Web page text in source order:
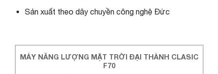
Sản xuất theo dây chuyền công nghệ Đức
MÁY NĂNG LƯỢNG MẶT TRỜI ĐẠI THÀNH CLASIC
F70